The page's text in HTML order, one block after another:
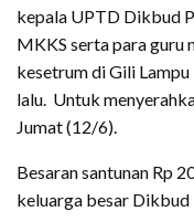
kepala UPTD Dikbud
MKKS serta para guru
kesetrum di Gili
lalu. Untuk
Jumat (12/6).
Besaran santunan Rp
keluarga besar Dikbud